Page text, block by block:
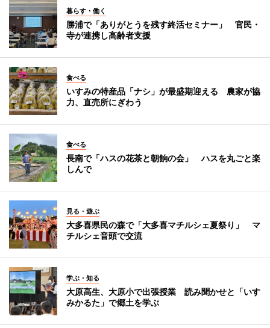
暮らす・働く
勝浦で「ありがとうを残す終活セミナー」 官民・
寺が連携し高齢者支援
食べる
いすみの特産品「ナシ」が最盛期迎える 農家が協
力、直売所にぎわう
食べる
長南で「ハスの花茶と朝餉の会」 ハスを丸ごと楽
しんで
見る・遊ぶ
大多喜県民の森で「大多喜マチルシェ夏祭り」 マ
チルシェ音頭で交流
学ぶ・知る
大原高生、大原小で出張授業 読み聞かせと「いす
みかるた」で郷土を学ぶ